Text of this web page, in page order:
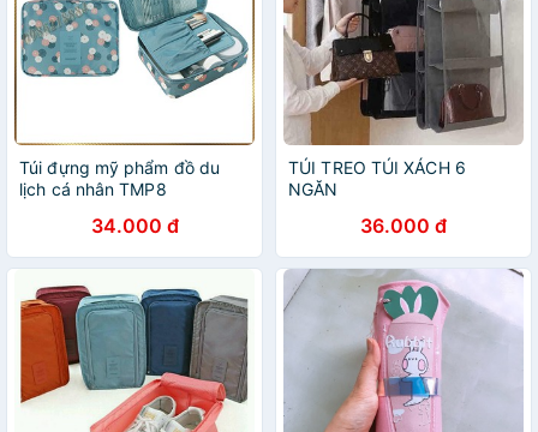
Túi đựng mỹ phẩm đồ du
lịch cá nhân TMP8
34.000 đ
TÚI TREO TÚI XÁCH 6
NGĂN
36.000 đ